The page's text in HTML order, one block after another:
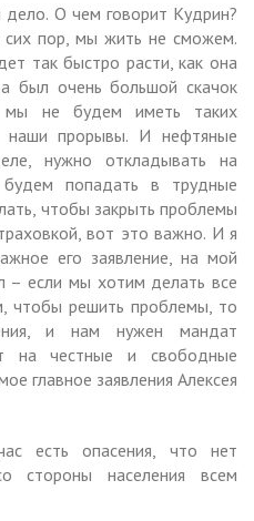
О чем говорит Кудрин?
пор, мы жить не сможем.
так быстро расти, как она
был очень большой скачок
мы не будем иметь таких
наши прорывы. И нефтяные
нужно откладывать на
попадать в трудные
чтобы закрыть проблемы
вот это важно. И я
его заявление, на мой
– если мы хотим делать все
чтобы решить проблемы, то
и нам нужен мандат
на честные и свободные
главное заявления Алексея
есть опасения, что нет
стороны населения всем